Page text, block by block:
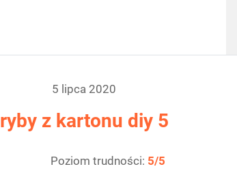
5 lipca 2020
ryby z kartonu diy 5
Poziom trudności: 5/5